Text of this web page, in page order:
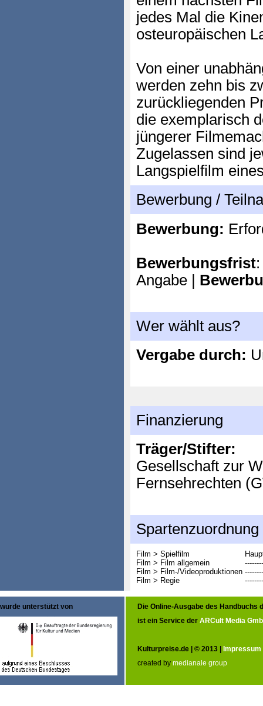
jedes Mal die
osteuropäischen
Von einer
werden zehn bis
zurückliegenden
die exemplarisch
jüngerer
Zugelassen sind
Langspielfilm
Bewerbung /
Bewerbung:
Bewerbungsfrist
Angabe |
Wer wählt aus?
Vergabe durch:
Finanzierung
Träger/Stifter:
Gesellschaft zur
Fernsehrechten
Spartenzuordnung
Film > Spielfilm
Film > Film allgemein
Film > Film-/Videoproduktionen
Film > Regie
wurde unterstützt von
Die Online-Ausgabe des Handbuchs
ist ein Service der ARCult Media
Kulturpreise.de | © 2013 | Impressum
created by medianale group